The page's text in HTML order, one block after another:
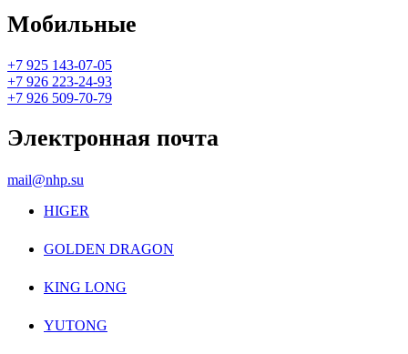
Мобильные
+7 925 143-07-05
+7 926 223-24-93
+7 926 509-70-79
Электронная почта
mail@nhp.su
HIGER
GOLDEN DRAGON
KING LONG
YUTONG